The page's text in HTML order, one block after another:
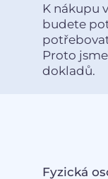
K nákupu
budete
Proto
dokladů.
Fyzická